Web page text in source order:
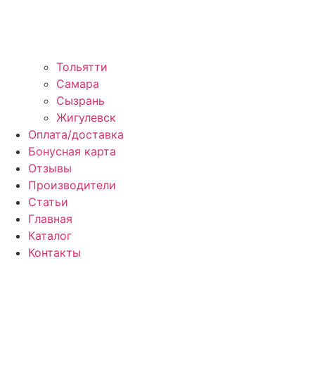
Тольятти
Самара
Сызрань
Жигулевск
Оплата/доставка
Бонусная карта
Отзывы
Производители
Статьи
Главная
Каталог
Контакты